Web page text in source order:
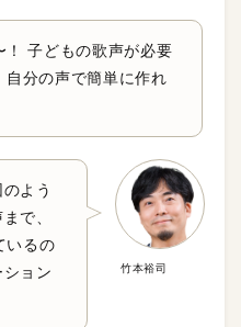
！ 子どもの歌声が必要
自分の声で簡単に作れ
竹本裕司
よう
で、
いるの
ョン